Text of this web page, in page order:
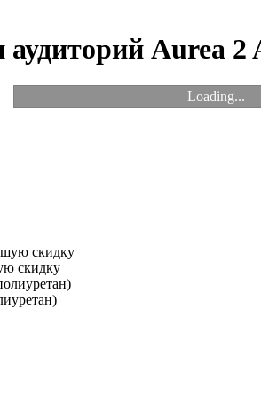
Aurea 2
Loading...
скидку